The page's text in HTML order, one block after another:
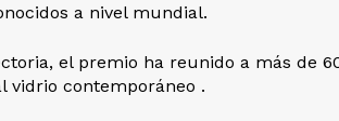
a nivel mundial.
el premio ha reunido a más de
vidrio contemporáneo .